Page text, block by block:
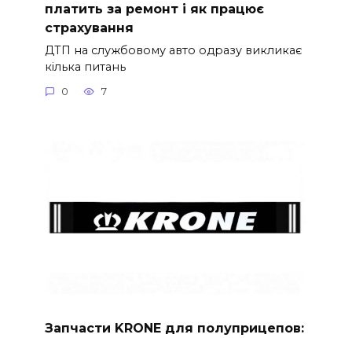
платить за ремонт і як працює
страхування
ДТП на службовому авто одразу викликає
кілька питань
0 7
Запчасти KRONE для полуприцепов: